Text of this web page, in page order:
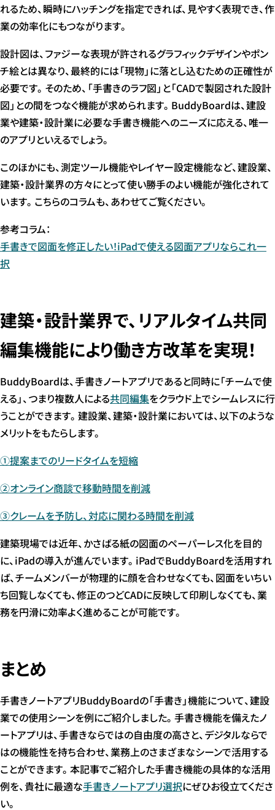
れるため、瞬時にハッチングを指定できれば、見やすく表現でき、作
業の効率化にもつながります。
設計図は、ファジーな表現が許されるグラフィックデザインやポン
チ絵とは異なり、最終的には「現物」に落とし込むための正確性が
必要です。そのため、「手書きのラフ図」と「CADで製図された設計
図」との間をつなぐ機能が求められます。BuddyBoardは、建設
業や建築・設計業に必要な手書き機能へのニーズに応える、唯一
のアプリといえるでしょう。
このほかにも、測定ツール機能やレイヤー設定機能など、建設業、
建築・設計業界の方々にとって使い勝手のよい機能が強化されて
います。こちらのコラムも、あわせてご覧ください。
参考コラム：
手書きで図面を修正したい！iPadで使える図面アプリならこれ一
択
建築・設計業界で、リアルタイム共同
編集機能により働き方改革を実現！
BuddyBoardは、手書きノートアプリであると同時に「チームで使
える」、つまり複数人による共同編集をクラウド上でシームレスに行
うことができます。建設業、建築・設計業においては、以下のような
メリットをもたらします。
①提案までのリードタイムを短縮
②オンライン商談で移動時間を削減
③クレームを予防し、対応に関わる時間を削減
建築現場では近年、かさばる紙の図面のペーパーレス化を目的
に、iPadの導入が進んでいます。iPadでBuddyBoardを活用すれ
ば、チームメンバーが物理的に顔を合わせなくても、図面をいちい
ち回覧しなくても、修正のつどCADに反映して印刷しなくても、業
務を円滑に効率よく進めることが可能です。
まとめ
手書きノートアプリBuddyBoardの「手書き」機能について、建設
業での使用シーンを例にご紹介しました。手書き機能を備えたノ
ートアプリは、手書きならではの自由度の高さと、デジタルならで
はの機能性を持ち合わせ、業務上のさまざまなシーンで活用する
ことができます。本記事でご紹介した手書き機能の具体的な活用
例を、貴社に最適な手書きノートアプリ選択にぜひお役立てくださ
い。